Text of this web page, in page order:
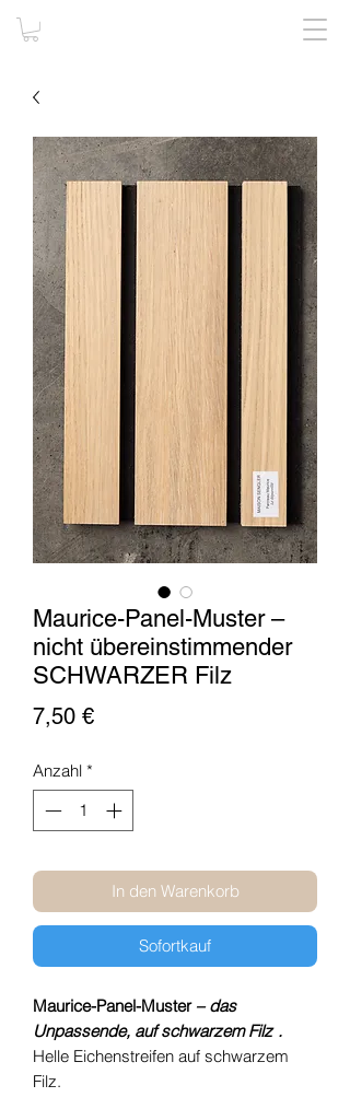
Maurice-Panel-Muster –
nicht übereinstimmender
SCHWARZER Filz
7,50 €Preis
Anzahl *
In den Warenkorb
Sofortkauf
Maurice-Panel-Muster – das
Unpassende, auf schwarzem Filz .
Helle Eichenstreifen auf schwarzem
Filz.